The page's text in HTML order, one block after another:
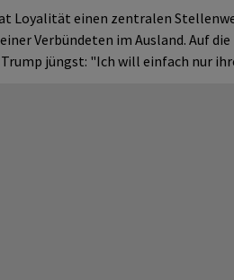
Loyalität einen zentralen
Verbündeten im Ausland. Auf die
jüngst: "Ich will einfach nur